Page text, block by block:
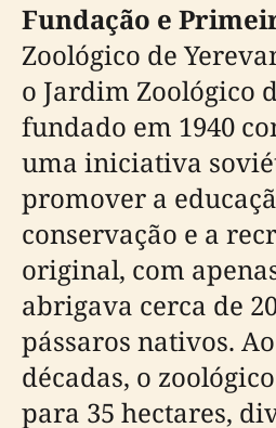
Fundação e
Zoológico de
o Jardim Zoológico
fundado em 1940
uma iniciativa
promover a
conservação e a
original, com
abrigava cerca de
pássaros nativos.
décadas, o
para 35 hectares,